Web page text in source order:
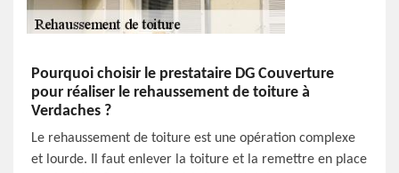
Pourquoi choisir le prestataire DG Couverture
pour réaliser le rehaussement de toiture à
Verdaches ?
Le rehaussement de toiture est une opération complexe
et lourde. Il faut enlever la toiture et la remettre en place